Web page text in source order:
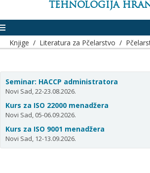
TEHNOLOGIJA
Knjige / Literatura za Pčelarstvo /
Seminar: HACCP administratora
Novi Sad, 22-23.08.2026.
Kurs za ISO 22000 menadžera
Novi Sad, 05-06.09.2026.
Kurs za ISO 9001 menadžera
Novi Sad, 12-13.09.2026.